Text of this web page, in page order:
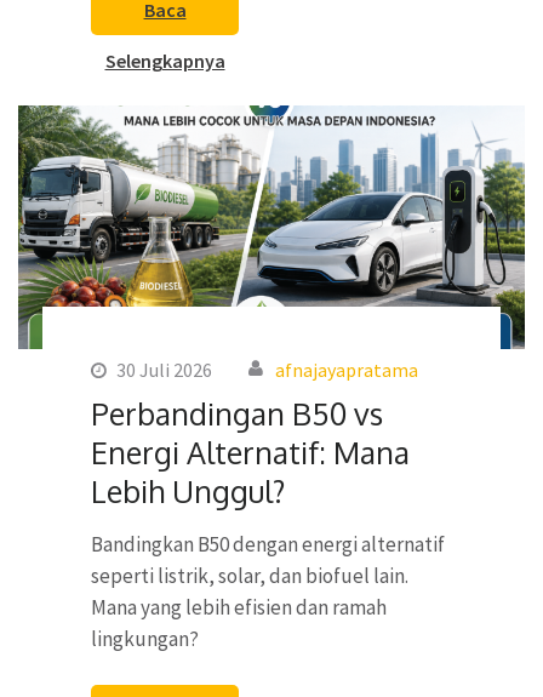
Baca
Selengkapnya
30 Juli 2026 afnajayapratama
Perbandingan B50 vs
Energi Alternatif: Mana
Lebih Unggul?
Bandingkan B50 dengan energi alternatif
seperti listrik, solar, dan biofuel lain.
Mana yang lebih efisien dan ramah
lingkungan?